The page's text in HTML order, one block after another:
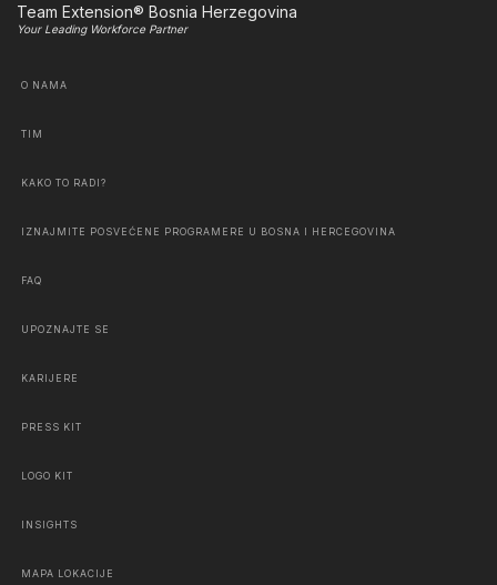
Team Extension® Bosnia Herzegovina
Your Leading Workforce Partner
O NAMA
TIM
KAKO TO RADI?
IZNAJMITE POSVEĆENE PROGRAMERE U BOSNA I HERCEGOVINA
FAQ
UPOZNAJTE SE
KARIJERE
PRESS KIT
LOGO KIT
INSIGHTS
MAPA LOKACIJE